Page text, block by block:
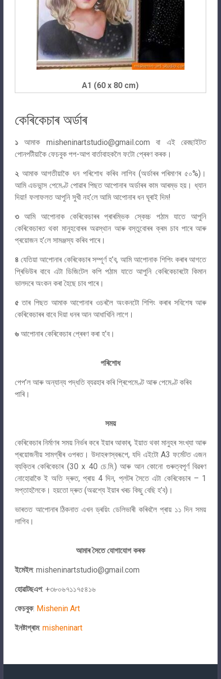
A1 (60 x 80 cm)
কেৰিকেচাৰ অৰ্ডাৰ
১আমাক misheninartstudio@gmail.com বা এই ৱেবছাইটত
পোনপটীয়াকৈ ফেচবুক পপ-আপ বাৰ্তাবাহকলৈ ফটো প্ৰেৰণ কৰক।
২ আমাক আগতীয়াকৈ ধন পৰিশোধ কৰিব লাগিব (অৰ্ডাৰৰ পৰিমাণৰ ৫০%)।
আমি এডভান্স পেমেণ্ট পোৱাৰ পিছত আপোনাৰ অৰ্ডাৰৰ কাম আৰম্ভ হয়। ধ্যান
দিয়া! ফলাফলত আপুনি সুখী নহ’লে আমি আপোনাৰ ধন ঘূৰাই দিম!
৩আমি আপোনাক কেৰিকেচাৰৰ প্ৰাৰম্ভিক স্কেচ্চ পঠাম যাতে আপুনি
কেৰিকেচাৰত থকা মানুহবোৰৰ অৱস্থান আৰু বস্তুবোৰৰ ক্ৰম চাব পাৰে আৰু
প্ৰয়োজন হ’লে সামঞ্জস্য কৰিব পাৰে।
৪ যেতিয়া আপোনাৰ কেৰিকেচাৰ সম্পূৰ্ণ হ’ব, আমি আপোনাক শিপিং কৰাৰ আগতে
প্ৰিভিউৰ বাবে এটা ডিজিটেল কপি পঠাম যাতে আপুনি কেৰিকেচাৰটো কিমান
ভালদৰে অংকন কৰা হৈছে চাব পাৰে।
৫তাৰ পিছত আমাক আপোনাৰ ওচৰলৈ অংকনটো শিপিং কৰাৰ সবিশেষ আৰু
কেৰিকেচাৰৰ বাবে দিয়া ধনৰ আন আধাখিনি লাগে।
৬আপোনাৰ কেৰিকেচাৰ প্ৰেৰণ কৰা হ’ব।
পৰিশোধ
পেপ’ল আৰু অন্যান্য পদ্ধতি ব্যৱহাৰ কৰি প্ৰিপেমেণ্ট আৰু পেমেণ্ট কৰিব
পাৰি।
সময়
কেৰিকেচাৰ নিৰ্মাণৰ সময় নিৰ্ভৰ কৰে ইয়াৰ আকাৰ, ইয়াত থকা মানুহৰ সংখ্যা আৰু
প্ৰয়োজনীয় সামগ্ৰীৰ ওপৰত। উদাহৰণস্বৰূপে, যদি এইটো A3 ফৰ্মেটত এজন
ব্যক্তিৰ কেৰিকেচাৰ (30 x 40 চে.মি.) আৰু আন কোনো গুৰুত্বপূৰ্ণ বিৱৰণ
নোহোৱাকৈ ই অতি দ্ৰুত, প্ৰায় 4 দিন, প্লটৰ সৈতে এটা কেৰিকেচাৰ – 1
সপ্তাহলৈকে। হয়তো দ্ৰুত (অৱশ্যে ইয়াৰ খৰচ কিছু বেছি হ’ব)।
ভাৰতত আপোনাৰ ঠিকনাত এখন ড্ৰয়িং ডেলিভাৰী কৰিবলৈ প্ৰায় ১১ দিন সময়
লাগিব।
আমাৰ সৈতে যোগাযোগ কৰক
ইমেইল: misheninartstudio@gmail.com
হোৱাটছএপ: +৩৮০৬৭১১৭৫৪১৬
ফেচবুক: Mishenin Art
ইনষ্টাগ্ৰাম: misheninart